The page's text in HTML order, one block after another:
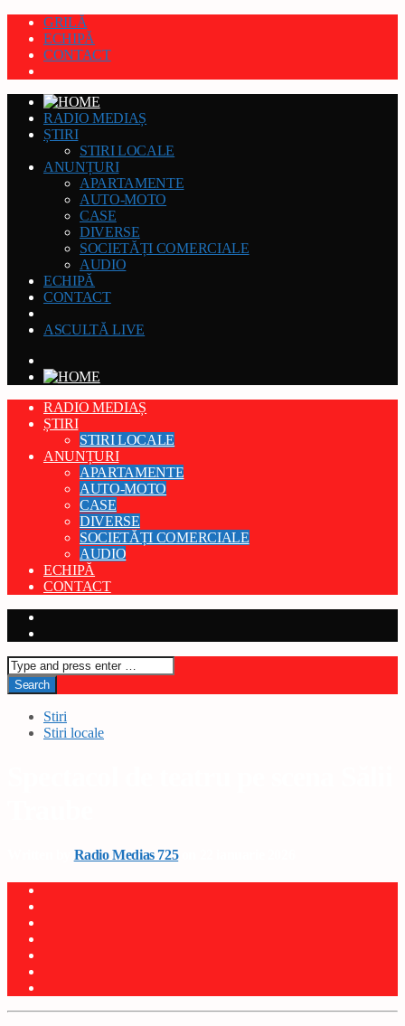
GRILĂ
ECHIPĂ
CONTACT
RADIO MEDIAȘ
ȘTIRI
STIRI LOCALE
ANUNȚURI
APARTAMENTE
AUTO-MOTO
CASE
DIVERSE
SOCIETĂȚI COMERCIALE
AUDIO
ECHIPĂ
CONTACT
ASCULTĂ LIVE
RADIO MEDIAȘ
ȘTIRI
STIRI LOCALE
ANUNȚURI
APARTAMENTE
AUTO-MOTO
CASE
DIVERSE
SOCIETĂȚI COMERCIALE
AUDIO
ECHIPĂ
CONTACT
Stiri
Stiri locale
Radio Medias 725on 22 ianuarie 2026